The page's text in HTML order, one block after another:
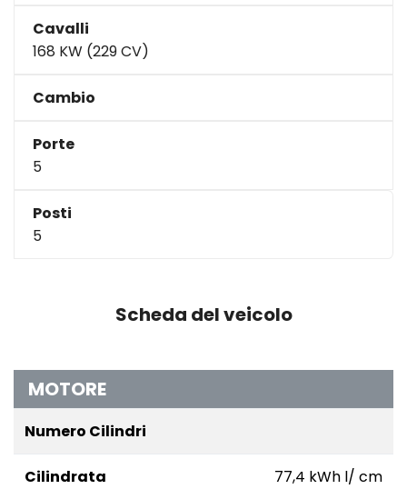
Cavalli
168 KW (229 CV)
Cambio
Porte
5
Posti
5
Scheda del veicolo
MOTORE
Numero Cilindri
Cilindrata 77,4 kWh l/ cm